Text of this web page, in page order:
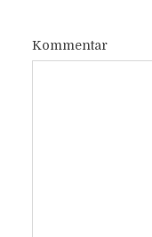
Kommentar